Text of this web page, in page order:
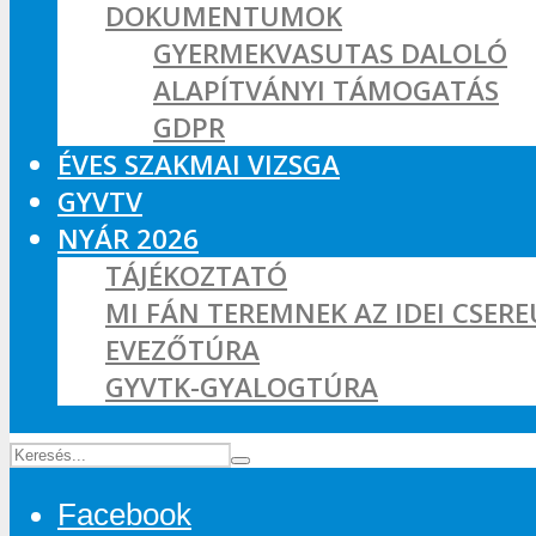
DOKUMENTUMOK
GYERMEKVASUTAS DALOLÓ
ALAPÍTVÁNYI TÁMOGATÁS
GDPR
ÉVES SZAKMAI VIZSGA
GYVTV
NYÁR 2026
TÁJÉKOZTATÓ
MI FÁN TEREMNEK AZ IDEI
EVEZŐTÚRA
GYVTK-GYALOGTÚRA
Facebook